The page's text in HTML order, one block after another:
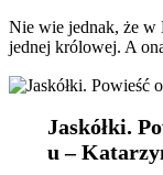
Nie wie jednak, że w
jednej królowej. A
Jaskółki.
u –